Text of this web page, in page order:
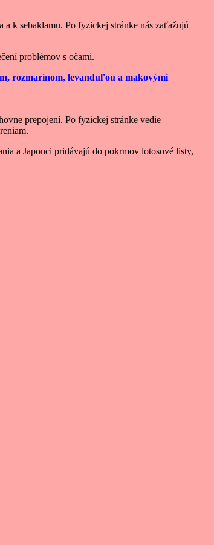
k sebaklamu. Po fyzickej stránke nás zaťažujú
problémov s očami.
rozmarínom, levanduľou a makovými
prepojení. Po fyzickej stránke vedie
a Japonci pridávajú do pokrmov lotosové listy,